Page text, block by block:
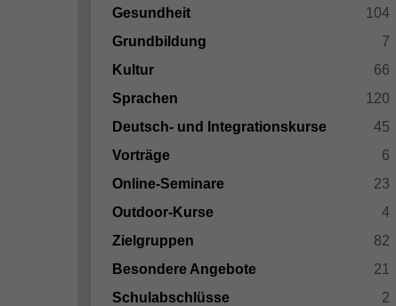
Gesundheit
104
Grundbildung
7
Kultur
66
Sprachen
120
Deutsch- und Integrationskurse
45
Vorträge
6
Online-Seminare
23
Outdoor-Kurse
4
Zielgruppen
82
Besondere Angebote
21
Schulabschlüsse
2